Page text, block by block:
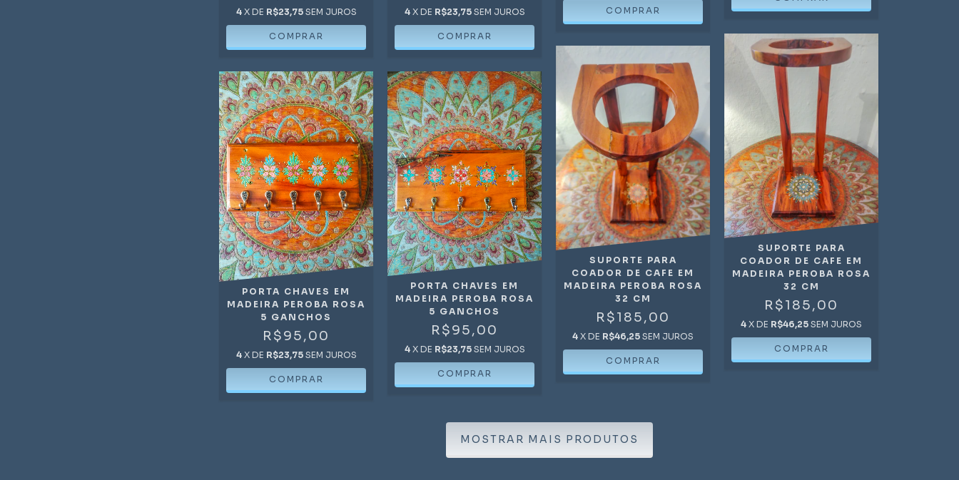
4 X DE R$23,75 SEM JUROS 4 X DE R$23,75 SEM JUROS
PORTA CHAVES EM
MADEIRA PEROBA ROSA
5 GANCHOS
R$95,00
4 X DE R$23,75 SEM JUROS
PORTA CHAVES EM
MADEIRA PEROBA ROSA
5 GANCHOS
R$95,00
4 X DE R$23,75 SEM JUROS
SUPORTE PARA
COADOR DE CAFE EM
MADEIRA PEROBA ROSA
32 CM
R$185,00
4 X DE R$46,25 SEM JUROS
SUPORTE PARA
COADOR DE CAFE EM
MADEIRA PEROBA ROSA
32 CM
R$185,00
4 X DE R$46,25 SEM JUROS
MOSTRAR MAIS PRODUTOS